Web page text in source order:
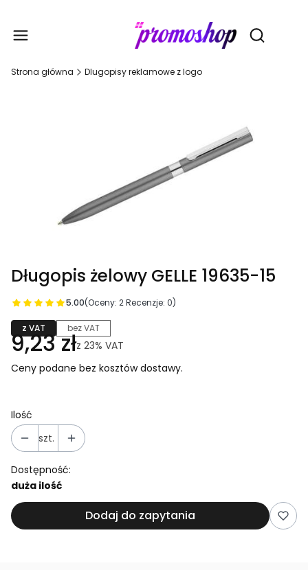
Otwórz
Strona główna Dlugopisy reklamowe z logo
Długopis żelowy GELLE 19635-15
5.00(Oceny: 2 Recenzje: 0)
z VAT bez VAT
9,23 złz 23% VAT
Ceny podane bez kosztów dostawy.
Ilość
szt.
Dostępność:
duża ilość
Dodaj do zapytania